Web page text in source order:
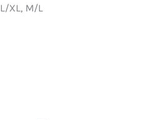
L/XL, M/L